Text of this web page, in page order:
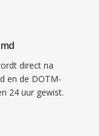
direct na
en de DOTM-
24 uur gewist.